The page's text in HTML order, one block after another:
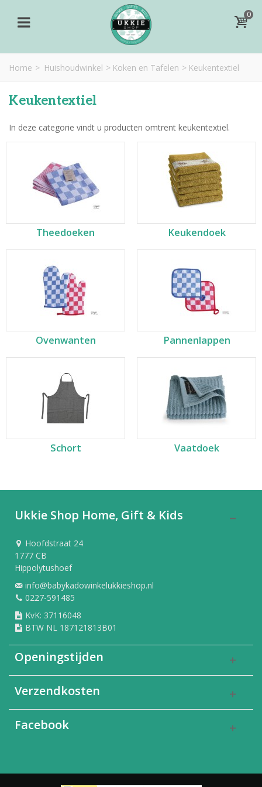
0
Home > Huishoudwinkel > Koken en Tafelen > Keukentextiel
Keukentextiel
In deze categorie vindt u producten omtrent keukentextiel.
Theedoeken Keukendoek
Ovenwanten Pannenlappen
Schort Vaatdoek
Ukkie Shop Home, Gift & Kids
Hoofdstraat 24
1777 CB
Hippolytushoef
info@babykadowinkelukkieshop.nl
0227-591485
KvK: 37116048
BTW NL 187121813B01
Openingstijden
Verzendkosten
Facebook